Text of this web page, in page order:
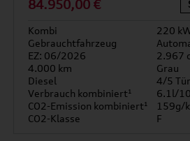
84.950,00 €
Kombi
220
Gebrauchtfahrzeug
EZ: 06/2026
2.967
4.000 km
Grau
Diesel
4/5
Verbrauch kombiniert¹
6.1l/
CO2-Emission kombiniert¹
159g/
CO2-Klasse
F